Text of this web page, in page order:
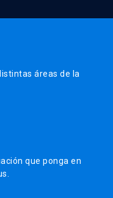
áreas de la
que ponga en